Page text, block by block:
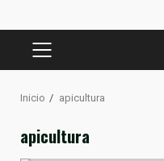
MENÚ
Inicio apicultura
apicultura